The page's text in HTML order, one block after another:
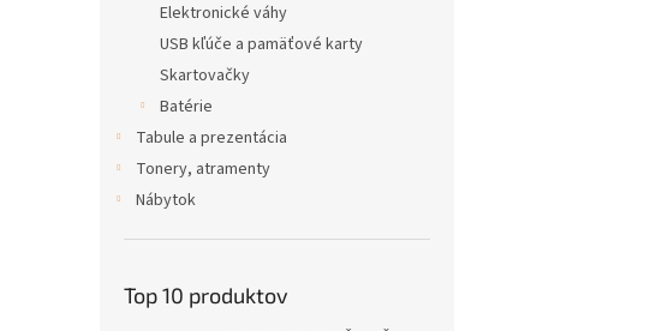
Elektronické váhy
USB kľúče a pamäťové karty
Skartovačky
Batérie
Tabule a prezentácia
Tonery, atramenty
Nábytok
Top 10 produktov